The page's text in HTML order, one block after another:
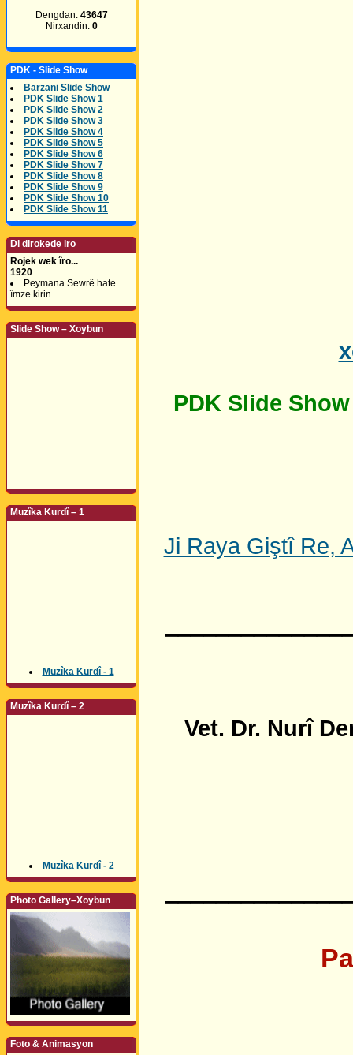
Dengdan: 43647
Nirxandin: 0
PDK - Slide Show
Barzani Slide Show
PDK Slide Show 1
PDK Slide Show 2
PDK Slide Show 3
PDK Slide Show 4
PDK Slide Show 5
PDK Slide Show 6
PDK Slide Show 7
PDK Slide Show 8
PDK Slide Show 9
PDK Slide Show 10
PDK Slide Show 11
Di dirokede iro
Rojek wek îro...
1920
Peymana Sewrê hate
îmze kirin.
Slide Show – Xoybun
Muzîka Kurdî – 1
Muzîka Kurdî - 1
Muzîka Kurdî – 2
Muzîka Kurdî - 2
Photo Gallery–Xoybun
Foto & Animasyon
PDK Slide
Ji Raya Giştî Re,
Vet. Dr. Nurî